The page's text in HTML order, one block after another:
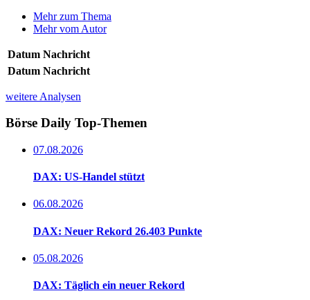
Mehr zum Thema
Mehr vom Autor
Datum Nachricht
Datum Nachricht
weitere Analysen
Börse Daily Top-Themen
07.08.2026
DAX: US-Handel stützt
06.08.2026
DAX: Neuer Rekord 26.403 Punkte
05.08.2026
DAX: Täglich ein neuer Rekord